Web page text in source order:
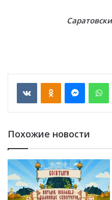
VKontakte
Похожие новости